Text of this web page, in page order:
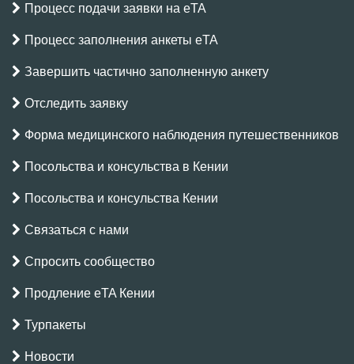
Процесс подачи заявки на eTA
Процесс заполнения анкеты eTA
Завершить частично заполненную анкету
Отследить заявку
Форма медицинского наблюдения путешественников
Посольства и консульства в Кении
Посольства и консульства Кении
Связаться с нами
Спросить сообщество
Продление eTA Кении
Турпакеты
Новости